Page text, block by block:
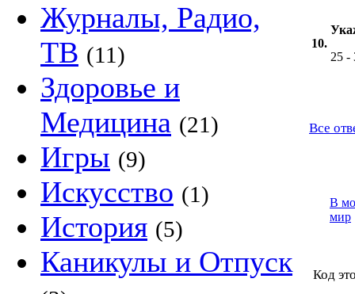
Журналы, Радио,
ТВ (11)
Здоровье и
Медицина (21)
Игры (9)
Искусство (1)
История (5)
Каникулы и Отпуск
10.
25 -
Все
В
мир
Код